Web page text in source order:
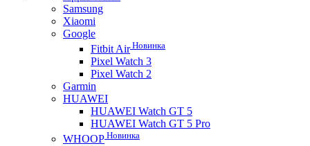
Samsung
Xiaomi
Google
Fitbit AirНовинка
Pixel Watch 3
Pixel Watch 2
Garmin
HUAWEI
HUAWEI Watch GT 5
HUAWEI Watch GT 5 Pro
WHOOP Новинка